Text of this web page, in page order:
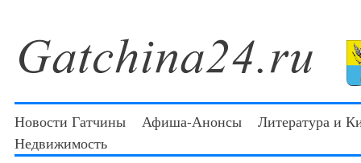
Новости Гатчины Афиша-Анонсы
Литература и
Недвижимость